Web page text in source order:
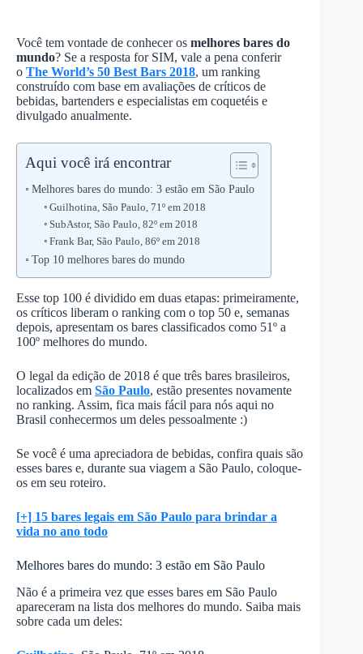
Você tem vontade de conhecer os melhores bares do
mundo? Se a resposta for SIM, vale a pena conferir
o The World’s 50 Best Bars 2018, um ranking
construído com base em avaliações de críticos de
bebidas, bartenders e especialistas em coquetéis e
divulgado anualmente.
Aqui você irá encontrar
Melhores bares do mundo: 3 estão em São Paulo
Guilhotina, São Paulo, 71º em 2018
SubAstor, São Paulo, 82º em 2018
Frank Bar, São Paulo, 86º em 2018
Top 10 melhores bares do mundo
Esse top 100 é dividido em duas etapas: primeiramente,
os críticos liberam o ranking com o top 50 e, semanas
depois, apresentam os bares classificados como 51º a
100º melhores do mundo.
O legal da edição de 2018 é que três bares brasileiros,
localizados em São Paulo, estão presentes novamente
no ranking. Assim, fica mais fácil para nós aqui no
Brasil conhecermos um deles pessoalmente :)
Se você é uma apreciadora de bebidas, confira quais são
esses bares e, durante sua viagem a São Paulo, coloque-
os em seu roteiro.
[+] 15 bares legais em São Paulo para brindar a
vida no ano todo
Melhores bares do mundo: 3 estão em São Paulo
Não é a primeira vez que esses bares em São Paulo
apareceram na lista dos melhores do mundo. Saiba mais
sobre cada um deles: